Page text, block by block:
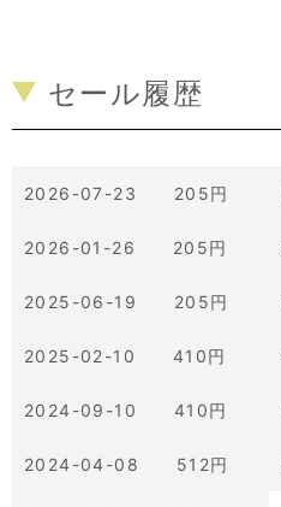
セール履歴
2026-07-23 205円
2026-01-26 205円
2025-06-19 205円
2025-02-10 410円
2024-09-10 410円
2024-04-08 512円